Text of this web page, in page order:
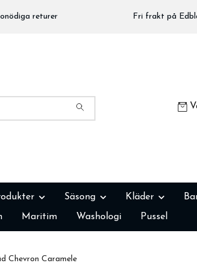
returer Fri frakt på
Säsong Kläder
Maritim Washologi Pussel
Chevron Caramele